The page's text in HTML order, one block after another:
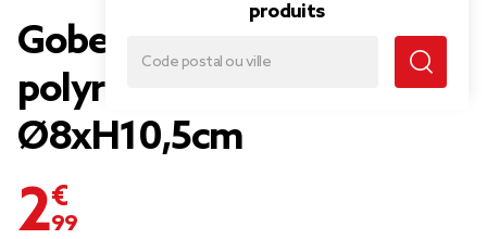
produits
Gobelet effet pierre
polyrésine beige
Ø8xH10,5cm
2,99 €